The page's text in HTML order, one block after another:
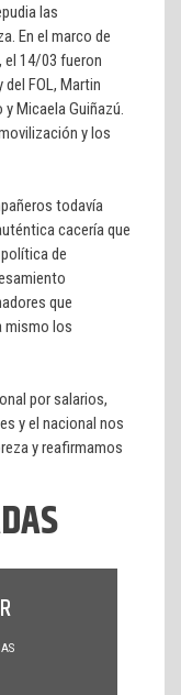
las
En el marco de
el 14/03 fueron
FOL, Martin
y Micaela Guiñazú.
y los
todavía
cacería que
de
que
mismo los
por salarios,
y el nacional nos
y reafirmamos